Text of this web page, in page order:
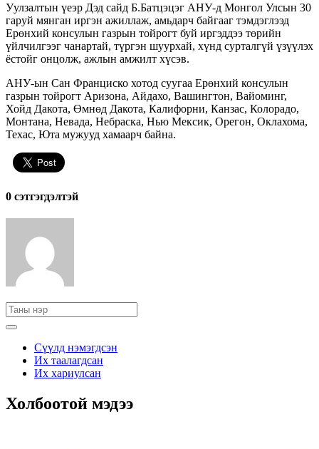
Уулзалтын үеэр Дэд сайд Б.Батцэцэг АНУ-д Монгол Улсын 30
гаруй мянган иргэн ажиллаж, амьдарч байгааг тэмдэглээд
Ерөнхий консулын газрын тойрогт буй иргэддээ төрийн
үйлчилгээг чанартай, түргэн шуурхай, хүнд сурталгүй үзүүлэх
ёстойг онцолж, ажлын амжилт хүсэв.
АНУ-ын Сан Франциско хотод суугаа Ерөнхий консулын
газрын тойрогт Аризона, Айдахо, Вашингтон, Вайоминг,
Хойд Дакота, Өмнөд Дакота, Калифорни, Канзас, Колорадо,
Монтана, Невада, Небраска, Нью Мексик, Орегон, Оклахома,
Техас, Юта мужууд хамаарч байна.
0 cэтгэгдэлтэй
Сүүлд нэмэгдсэн
Их таалагдсан
Их хариулсан
Холбоотой мэдээ